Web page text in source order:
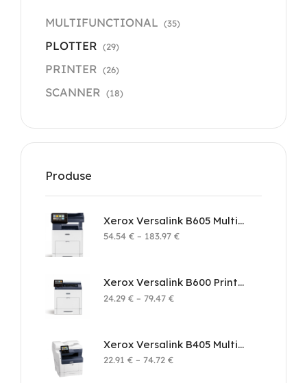
MULTIFUNCTIONAL (35)
PLOTTER (29)
PRINTER (26)
SCANNER (18)
Produse
Xerox Versalink B605 Multifunction Printer
54.54 € – 183.97 €
Xerox Versalink B600 Printer
24.29 € – 79.47 €
Xerox Versalink B405 Multifunction Printer
22.91 € – 74.72 €